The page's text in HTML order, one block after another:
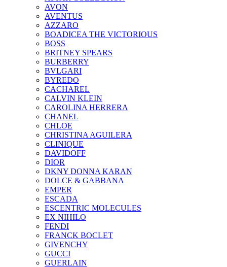
AVON
AVENTUS
AZZARO
BOADICEA THE VICTORIOUS
BOSS
BRITNEY SPEARS
BURBERRY
BVLGARI
BYREDO
CACHAREL
CALVIN KLEIN
CAROLINA HERRERA
CHANEL
CHLOE
CHRISTINA AGUILERA
CLINIQUE
DAVIDOFF
DIOR
DKNY DONNA KARAN
DOLCE & GABBANA
EMPER
ESCADA
ESCENTRIC MOLECULES
EX NIHILO
FENDI
FRANCK BOCLET
GIVENCHY
GUCCI
GUERLAIN